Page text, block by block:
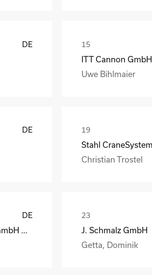
DE
ITT Cannon GmbH
Uwe Bihlmaier
DE
Christian Trostel
DE
J. Schmalz GmbH
Getta, Dominik